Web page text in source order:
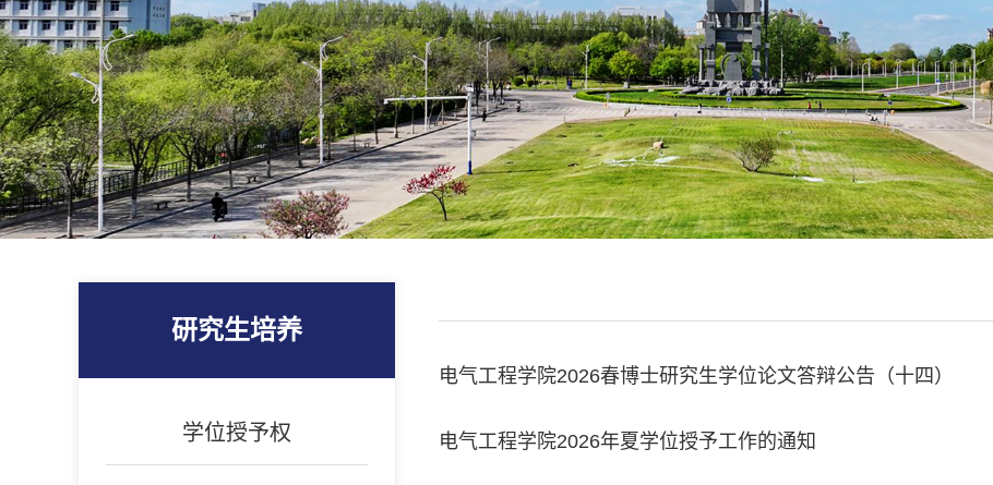
研究生培养
学位授予权
电气工程学院2026春博士研究生学位论文答辩公告（十四）
电气工程学院2026年夏学位授予工作的通知